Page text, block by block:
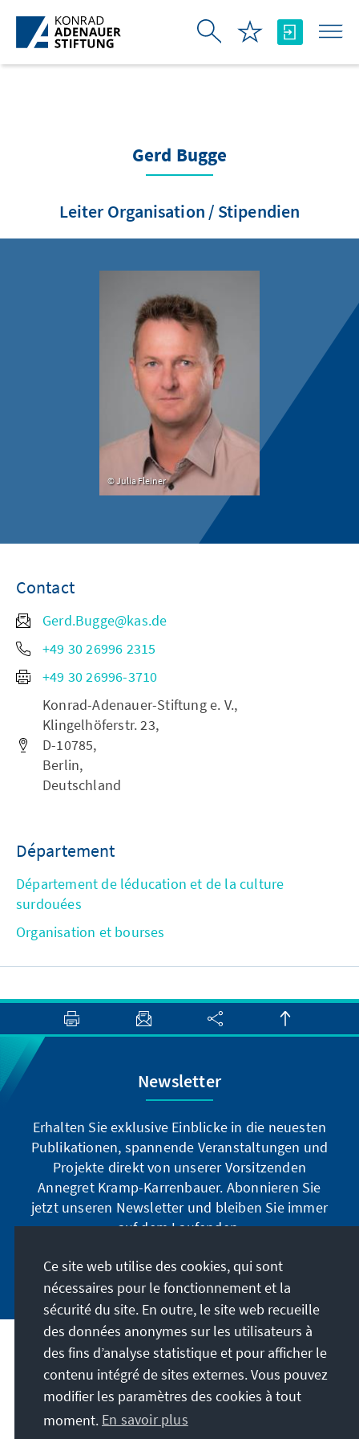
Saut au contenu principal
Gerd Bugge
Leiter Organisation / Stipendien
Julia Fleiner
Contact
Gerd.Bugge@kas.de
+49 30 26996 2315
+49 30 26996-3710
Konrad-Adenauer-Stiftung e. V.,
Klingelhöferstr. 23,
D-10785,
Berlin,
Deutschland
Département
Département de léducation et de la culture
surdouées
Organisation et bourses
Newsletter
Erhalten Sie exklusive Einblicke in die neuesten
Publikationen, spannende Veranstaltungen und
Projekte direkt von unserer Vorsitzenden
Annegret Kramp-Karrenbauer. Abonnieren Sie
jetzt unseren Newsletter und bleiben Sie immer
auf dem Laufenden.
Jetzt abonnieren
Notre mission
Contact
Ce site web utilise des cookies, qui sont
nécessaires pour le fonctionnement et la
sécurité du site. En outre, le site web recueille
des données anonymes sur les utilisateurs à
des fins d’analyse statistique et pour afficher le
contenu intégré de sites externes. Vous pouvez
modifier les paramètres des cookies à tout
moment. En savoir plus